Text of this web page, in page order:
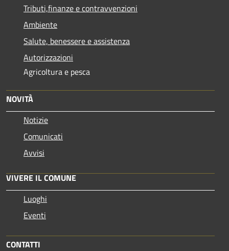
Tributi,finanze e contravvenzioni
Ambiente
Salute, benessere e assistenza
Autorizzazioni
Agricoltura e pesca
NOVITÀ
Notizie
Comunicati
Avvisi
VIVERE IL COMUNE
Luoghi
Eventi
CONTATTI